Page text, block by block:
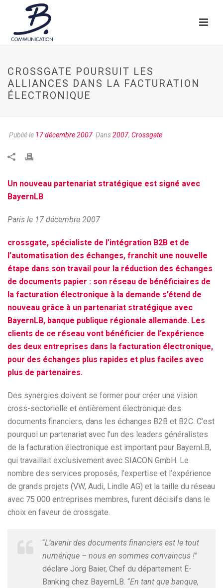
CROSSGATE POURSUIT LES
ALLIANCES DANS LA FACTURATION
ÉLECTRONIQUE
Publié le 17 décembre 2007 Dans2007, Crossgate
Un nouveau partenariat stratégique est signé avec
BayernLB
Paris le 17 décembre 2007
crossgate, spécialiste de l’intégration B2B et de
l’automatisation des échanges, franchit une nouvelle
étape dans son travail pour la réduction des échanges
de documents papier : son réseau de bénéficiaires de
la facturation électronique à la demande s’étend de
nouveau grâce à un partenariat stratégique avec
BayernLB, banque publique régionale allemande. Les
clients de ce réseau vont bénéficier de l’expérience
des deux entreprises dans la facturation électronique,
pour des échanges plus rapides et plus faciles avec
plus de partenaires.
Des synergies doivent se former pour créer une vision
cross-sectorielle et entièrement électronique des
documents financiers, dans les échanges B2B et B2C. C’est
pourquoi un partenariat avec l’un des leaders généralistes
de la facturation électronique est important pour BayernLB,
qui travaillait exclusivement avec SIACON GmbH. Le
nombre des services proposés, l’expertise et l’expérience
de grands projets (VW, Audi, Lindle AG) et la taille du réseau
avec 75 000 entreprises membres, furent décisifs dans le
choix en faveur de crossgate.
“L’avenir des documents financiers est le tout
numérique – nous en sommes convaincus !”
déclare Jörg Baier, Chef du département E-
Banking chez BayernLB. “En tant que banque,